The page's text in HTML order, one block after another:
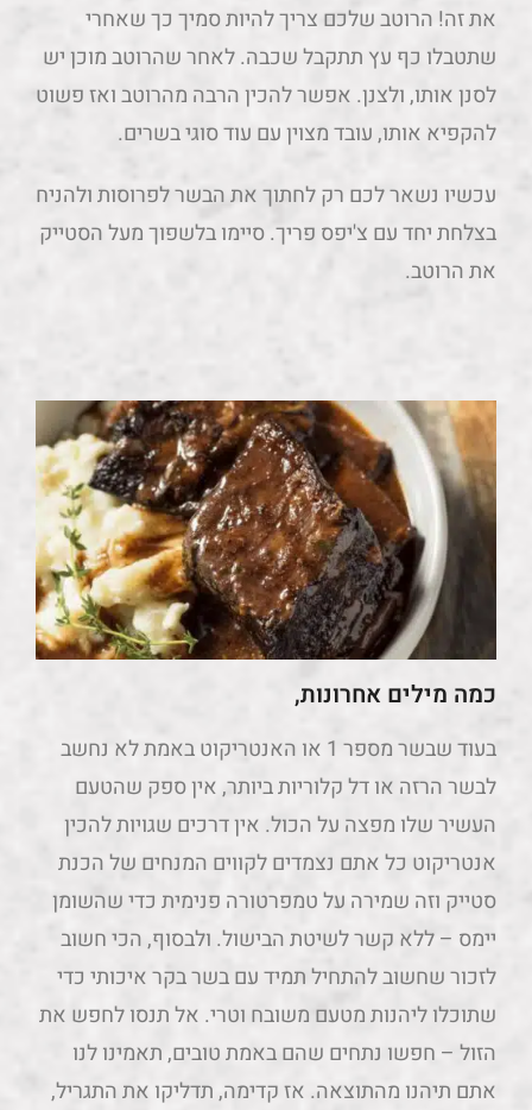
את זה! הרוטב שלכם צריך להיות סמיך כך שאחרי
שתטבלו כף עץ תתקבל שכבה. לאחר שהרוטב מוכן יש
לסנן אותו, ולצנן. אפשר להכין הרבה מהרוטב ואז פשוט
להקפיא אותו, עובד מצוין עם עוד סוגי בשרים.
עכשיו נשאר לכם רק לחתוך את הבשר לפרוסות ולהניח
בצלחת יחד עם צ'יפס פריך. סיימו בלשפוך מעל הסטייק
את הרוטב.
כמה מילים אחרונות,
בעוד שבשר מספר 1 או האנטריקוט באמת לא נחשב
לבשר הרזה או דל קלוריות ביותר, אין ספק שהטעם
העשיר שלו מפצה על הכול. אין דרכים שגויות להכין
אנטריקוט כל אתם נצמדים לקווים המנחים של הכנת
סטייק וזה שמירה על טמפרטורה פנימית כדי שהשומן
יימס – ללא קשר לשיטת הבישול. ולבסוף, הכי חשוב
לזכור שחשוב להתחיל תמיד עם בשר בקר איכותי כדי
שתוכלו ליהנות מטעם משובח וטרי. אל תנסו לחפש את
הזול – חפשו נתחים שהם באמת טובים, תאמינו לנו
אתם תיהנו מהתוצאה. אז קדימה, תדליקו את התגריל,